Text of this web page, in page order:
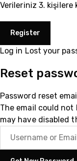
Verileriniz 3. kişilere
Log in Lost your
Reset
Password reset
The email could not
may have disabled